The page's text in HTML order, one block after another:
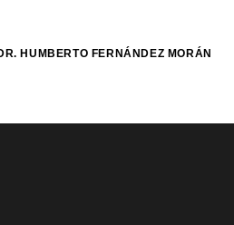
HUMBERTO FERNÁNDEZ MORÁN